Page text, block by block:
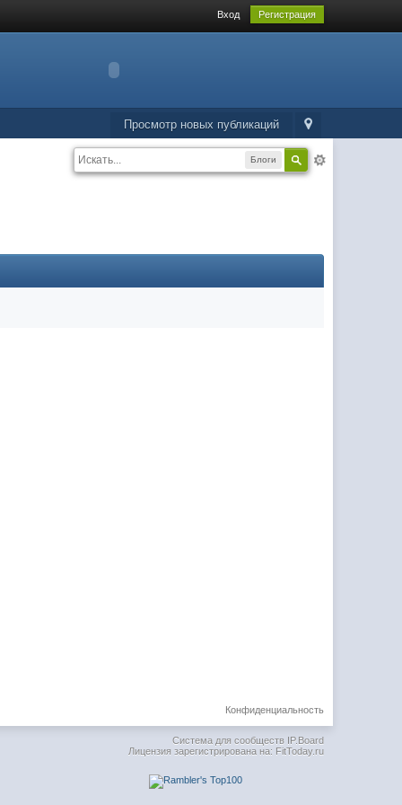
Вход Регистрация
Просмотр новых публикаций
Блоги
Конфиденциальность
Система для сообществ IP.Board
Лицензия зарегистрирована на: FitToday.ru